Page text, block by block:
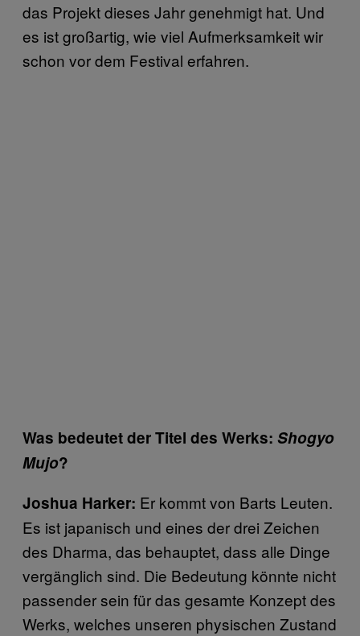
das Projekt dieses Jahr genehmigt hat. Und
es ist großartig, wie viel Aufmerksamkeit wir
schon vor dem Festival erfahren.
Was bedeutet der Titel des Werks: Shogyo
Mujo?
Joshua Harker: Er kommt von Barts Leuten.
Es ist japanisch und eines der drei Zeichen
des Dharma, das behauptet, dass alle Dinge
vergänglich sind. Die Bedeutung könnte nicht
passender sein für das gesamte Konzept des
Werks, welches unseren physischen Zustand